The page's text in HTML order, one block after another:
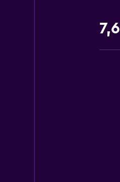
7,6